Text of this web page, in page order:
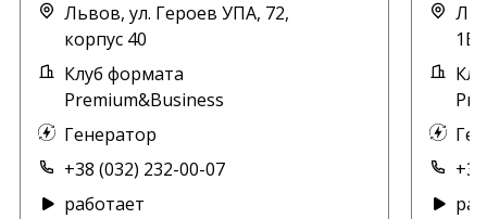
Львов, ул. Героев УПА, 72,
корпус 40
Клуб формата
Premium&Business
Генератор
+38 (032) 232-00-07
работает